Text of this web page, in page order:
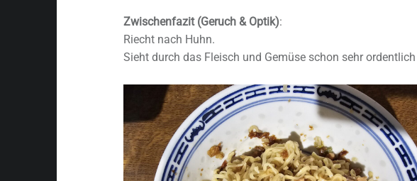
Zwischenfazit (Geruch & Optik):
Riecht nach Huhn.
Sieht durch das Fleisch und Gemüse schon sehr